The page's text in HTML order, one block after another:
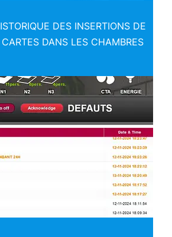
ISTORIQUE DES INSERTIONS DE
CARTES DANS LES CHAMBRES